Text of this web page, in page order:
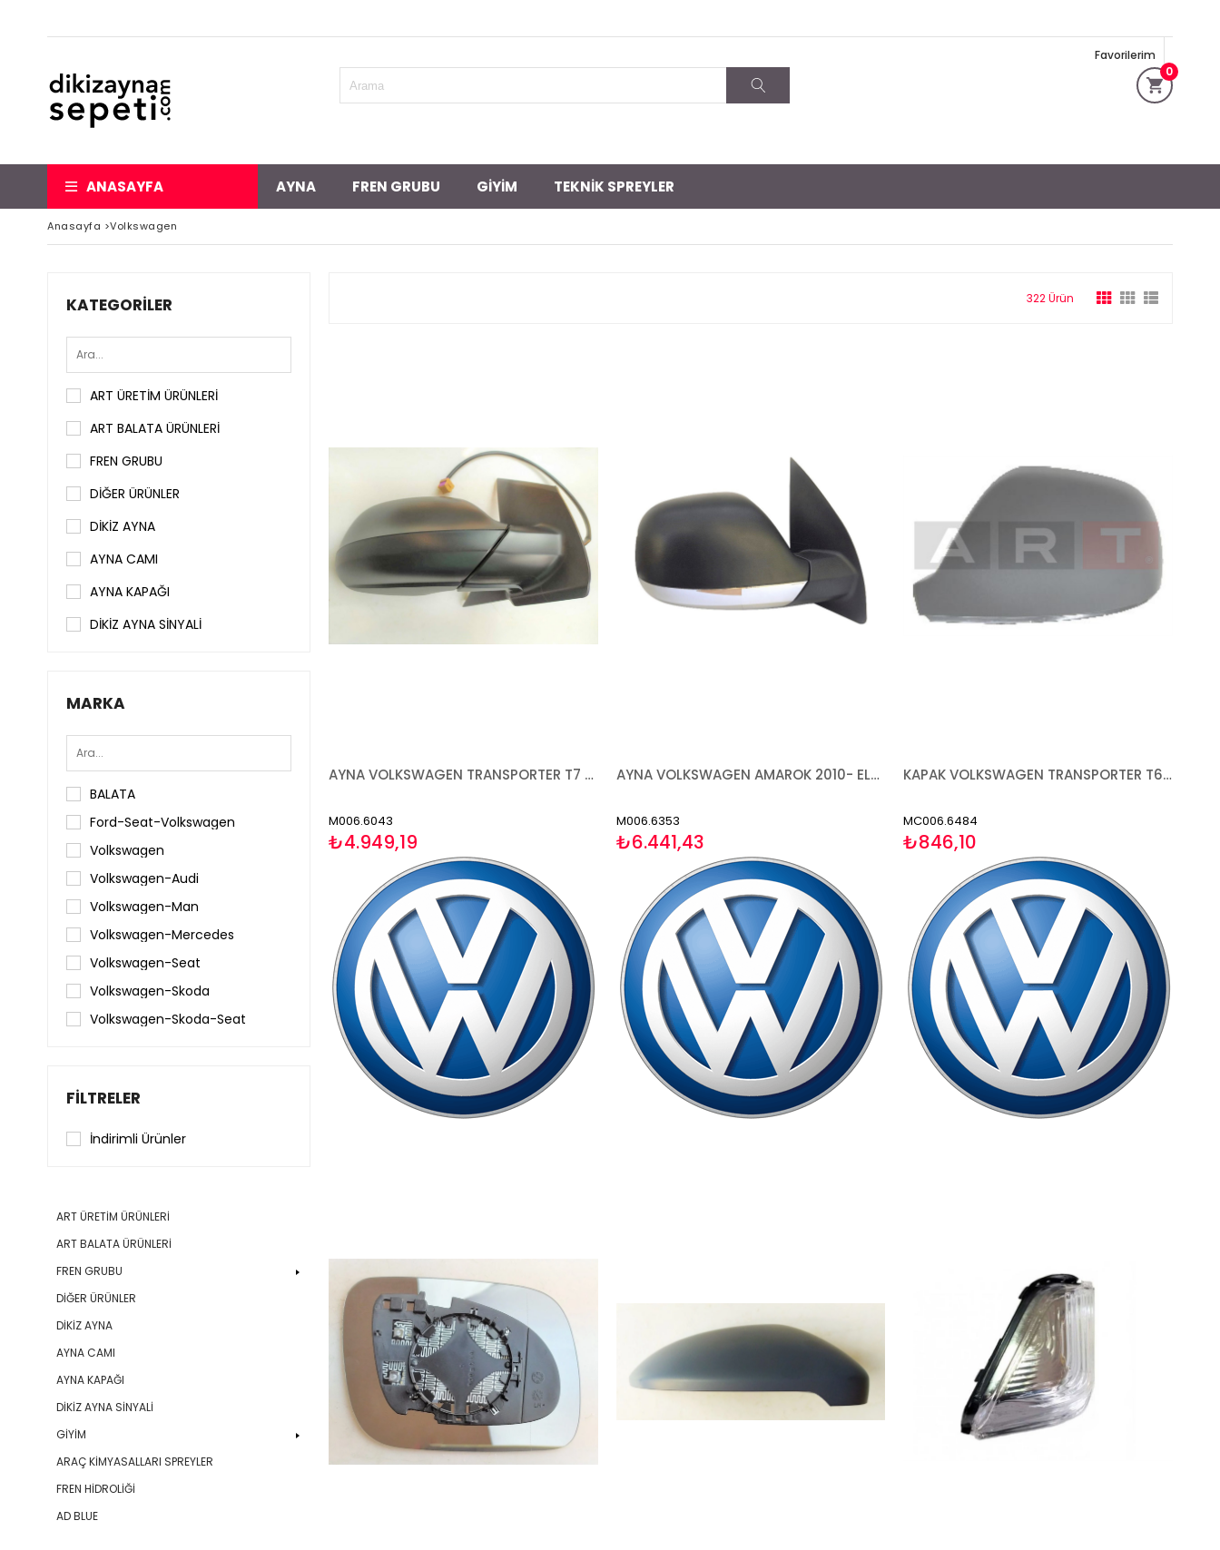
0
Favorilerim
ANASAYFA AYNA FREN GRUBU GİYİM TEKNİK SPREYLER
Anasayfa >Volkswagen
KATEGORILER
ART ÜRETİM ÜRÜNLERİ
ART BALATA ÜRÜNLERİ
FREN GRUBU
DİĞER ÜRÜNLER
DİKİZ AYNA
AYNA CAMI
AYNA KAPAĞI
DİKİZ AYNA SİNYALİ
MARKA
BALATA
Ford-Seat-Volkswagen
Volkswagen
Volkswagen-Audi
Volkswagen-Man
Volkswagen-Mercedes
Volkswagen-Seat
Volkswagen-Skoda
Volkswagen-Skoda-Seat
FILTRELER
İndirimli Ürünler
ART ÜRETİM ÜRÜNLERİ
ART BALATA ÜRÜNLERİ
FREN GRUBU
DİĞER ÜRÜNLER
DİKİZ AYNA
AYNA CAMI
AYNA KAPAĞI
DİKİZ AYNA SİNYALİ
GİYİM
ARAÇ KİMYASALLARI SPREYLER
FREN HİDROLİĞİ
AD BLUE
322 Ürün
AYNA VOLKSWAGEN TRANSPORTER T7 2016- ELEKTRİKLİ KATLANIR ISITMALI ASTARLI SAĞ
M006.6043
₺4.949,19
AYNA VOLKSWAGEN AMAROK 2010- ELEKTRİKLİ ISITMALI SİYAH+ KROM SAĞ
M006.6353
₺6.441,43
KAPAK VOLKSWAGEN TRANSPORTER T6-AMAROK ( T6 2015-) 2010- ASTARLI SOL
MC006.6484
₺846,10